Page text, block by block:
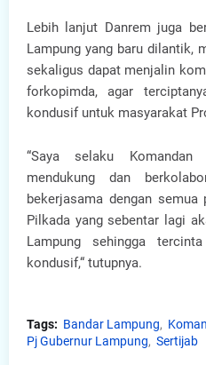
Lebih lanjut Danrem juga
Lampung yang baru dilantik,
sekaligus dapat menjalin
forkopimda, agar
kondusif untuk masyarakat
“Saya selaku
mendukung dan
bekerjasama dengan
Pilkada yang sebentar lagi
Lampung sehingga
kondusif,“ tutupnya.
Tags: Bandar Lampung
Pj Gubernur Lampung
Sertijab